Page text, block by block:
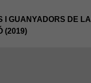
I GUANYADORS DE LA
(2019)